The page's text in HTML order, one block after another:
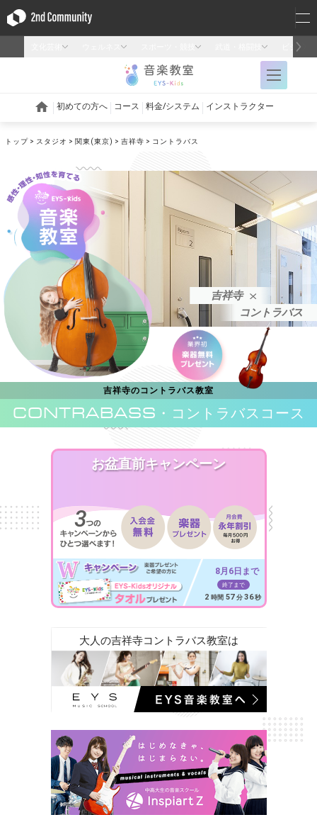
トップ スタジオ 関東(東京) 吉祥寺 コントラバス
吉祥寺
コントラバス
吉祥寺のコントラバス教室
CONTRABASS ・コントラバスコース
お盆直前キャンペーン
8月6日まで
終了まで
2 時間 57 分 34 秒
大人の吉祥寺コントラバス教室は